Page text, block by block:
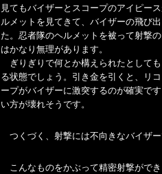
見てもバイザーとスコープのアイピー
ルメットを見てきて、バイザーの飛び
た。忍者隊のヘルメットを被って射撃
はかなり無理があります。
ぎりぎりで何とか構えられたとして
る状態でしょう。引き金を引くと、リ
ープがバイザーに激突するのが確実で
い方が壊れそうです。
つくづく、射撃には不向きなバイザ
こんなものをかぶって精密射撃がで